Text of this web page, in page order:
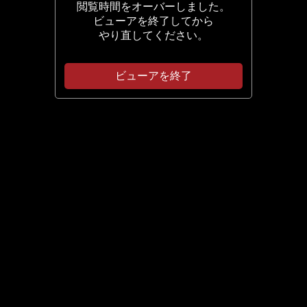
閲覧時間をオーバーしました。
ビューアを終了してから
やり直してください。
ビューアを終了